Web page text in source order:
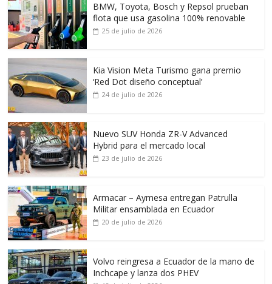
BMW, Toyota, Bosch y Repsol prueban
flota que usa gasolina 100% renovable
25 de julio de 2026
Kia Vision Meta Turismo gana premio
‘Red Dot diseño conceptual’
24 de julio de 2026
Nuevo SUV Honda ZR-V Advanced
Hybrid para el mercado local
23 de julio de 2026
Armacar – Aymesa entregan Patrulla
Militar ensamblada en Ecuador
20 de julio de 2026
Volvo reingresa a Ecuador de la mano de
Inchcape y lanza dos PHEV